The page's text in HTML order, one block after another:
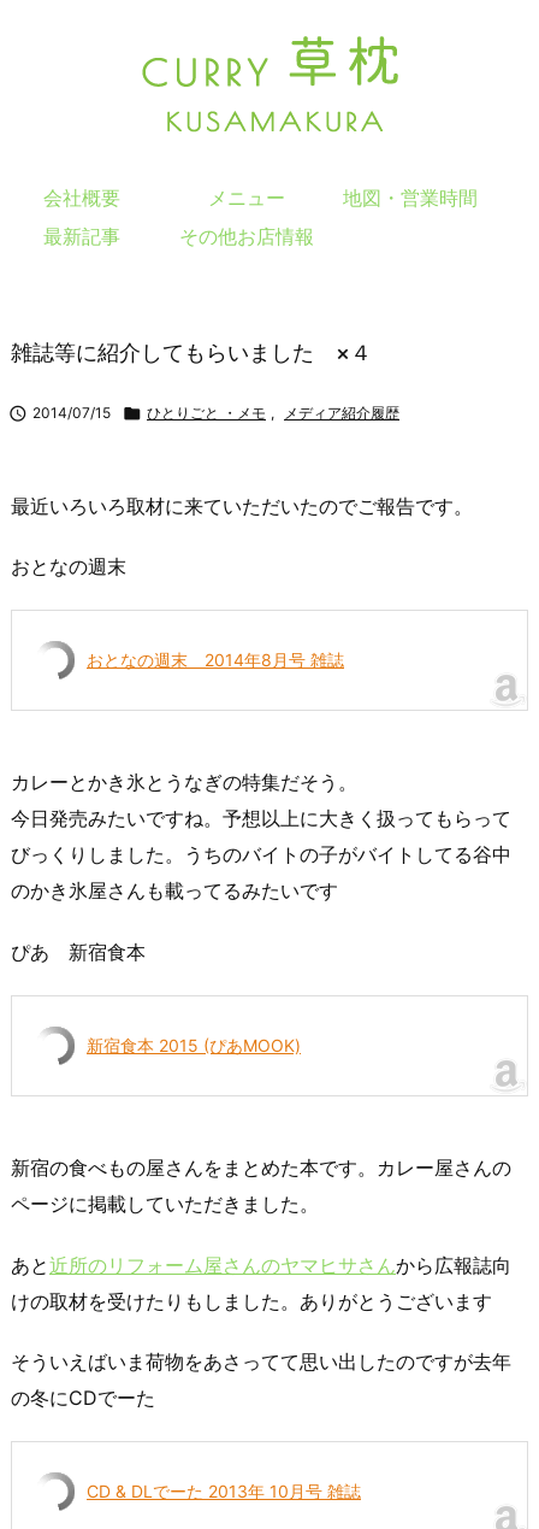
会社概要 メニュー
地図・営業時間
最新記事
その他お店情報
雑誌等に紹介してもらいました ×４
 2014/07/15  ひとりごと ・メモ , メディア紹介履歴
最近いろいろ取材に来ていただいたのでご報告です。
おとなの週末
おとなの週末 2014年8月号 雑誌
カレーとかき氷とうなぎの特集だそう。
今日発売みたいですね。予想以上に大きく扱ってもらって
びっくりしました。うちのバイトの子がバイトしてる谷中
のかき氷屋さんも載ってるみたいです
ぴあ 新宿食本
新宿食本 2015 (ぴあMOOK)
新宿の食べもの屋さんをまとめた本です。カレー屋さんの
ページに掲載していただきました。
あと近所のリフォーム屋さんのヤマヒサさんから広報誌向
けの取材を受けたりもしました。ありがとうございます
そういえばいま荷物をあさってて思い出したのですが去年
の冬にCDでーた
CD & DLでーた 2013年 10月号 雑誌